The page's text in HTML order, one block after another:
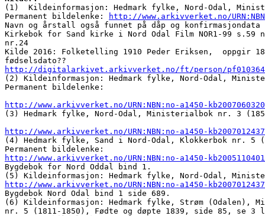
(1)  Kildeinformasjon: Hedmark fylke, Nord-Odal,
Permanent bildelenke:
http://www.arkivverket.no/
Navn og årstall også funnet på dåp og
Kirkebok for Sand kirke i Nord Odal Film NOR1-99
nr.24
Kilde 2016: Folketelling 1910 Peder Eriksen,  oppgir
http://digitalarkivet.arkivverket.no/ft/person/
(2) Kildeinformasjon: Hedmark fylke, Nord-Odal,
Permanent bildelenke:
http://www.arkivverket.no/URN:NBN:no-a1450-
(3) Hedmark fylke, Nord-Odal, Ministerialbok nr. 3
http://www.arkivverket.no/URN:NBN:no-a1450-
(4) Hedmark fylke, Sand i Nord-Odal, Klokkerbok nr.
http://www.arkivverket.no/URN:NBN:no-a1450-
Bygdebok for Nord Oddal bind 1.
http://www.arkivverket.no/URN:NBN:no-a1450-
Bygdebok Nord Odal bind 1 side 689.
(6) Kildeinformasjon: Hedmark fylke, Strøm
nr. 5 (1811-1850), Fødte og døpte 1839, side 85, se